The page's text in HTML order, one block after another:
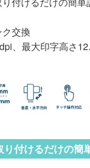
交換
、最大印字高さ
り付けるだけの簡